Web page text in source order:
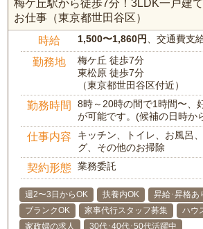
梅ケ丘駅から徒歩7分！3LDK一戸建
お仕事（東京都世田谷区）
時給 1,500〜1,860円、交通費支
勤務地
梅ケ丘 徒歩7分
東松原 徒歩7分
（東京都世田谷区付近）
勤務時間
8時～20時の間で1時間〜、
が可能です。(候補の日時か
仕事内容
キッチン、トイレ、お風呂
グ、その他のお掃除
契約形態 業務委託
週2〜3日からOK 扶養内OK 昇給･昇格あ
ブランクOK
家事代行スタッフ募集
ハウ
家政婦の求人
30代･40代･50代活躍中